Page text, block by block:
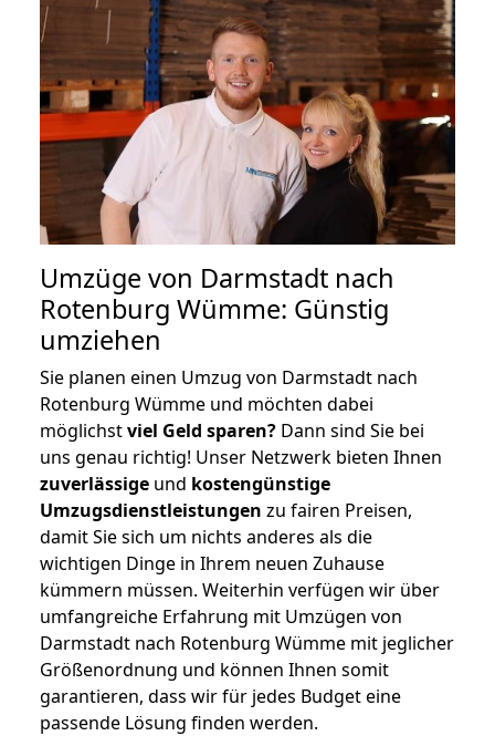
Umzüge von Darmstadt nach
Rotenburg Wümme: Günstig
umziehen
Sie planen einen Umzug von Darmstadt nach
Rotenburg Wümme und möchten dabei
möglichstviel Geld sparen? Dann sind Sie bei
uns genau richtig! Unser Netzwerk bieten Ihnen
zuverlässige und kostengünstige
Umzugsdienstleistungen zu fairen Preisen,
damit Sie sich um nichts anderes als die
wichtigen Dinge in Ihrem neuen Zuhause
kümmern müssen. Weiterhin verfügen wir über
umfangreiche Erfahrung mit Umzügen von
Darmstadt nach Rotenburg Wümme mit jeglicher
Größenordnung und können Ihnen somit
garantieren, dass wir für jedes Budget eine
passende Lösung finden werden.